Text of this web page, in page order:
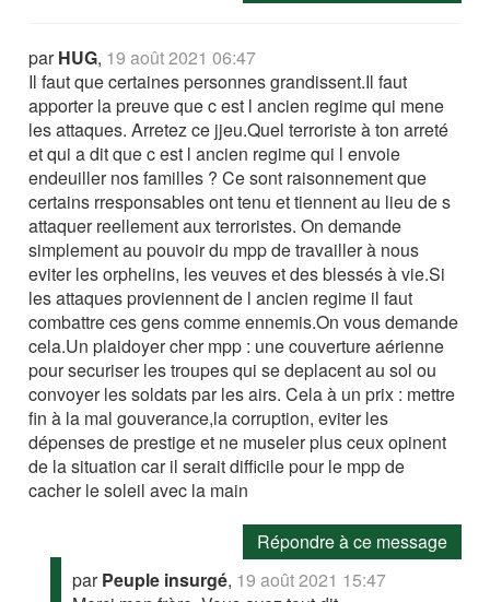
parHUG, 19 août 2021 06:47
Il faut que certaines personnes grandissent.Il faut
apporter la preuve que c est l ancien regime qui mene
les attaques. Arretez ce jjeu.Quel terroriste à ton arreté
et qui a dit que c est l ancien regime qui l envoie
endeuiller nos familles ? Ce sont raisonnement que
certains rresponsables ont tenu et tiennent au lieu de s
attaquer reellement aux terroristes. On demande
simplement au pouvoir du mpp de travailler à nous
eviter les orphelins, les veuves et des blessés à vie.Si
les attaques proviennent de l ancien regime il faut
combattre ces gens comme ennemis.On vous demande
cela.Un plaidoyer cher mpp : une couverture aérienne
pour securiser les troupes qui se deplacent au sol ou
convoyer les soldats par les airs. Cela à un prix : mettre
fin à la mal gouverance,la corruption, eviter les
dépenses de prestige et ne museler plus ceux opinent
de la situation car il serait difficile pour le mpp de
cacher le soleil avec la main
Répondre à ce message
parPeuple insurgé, 19 août 2021 15:47